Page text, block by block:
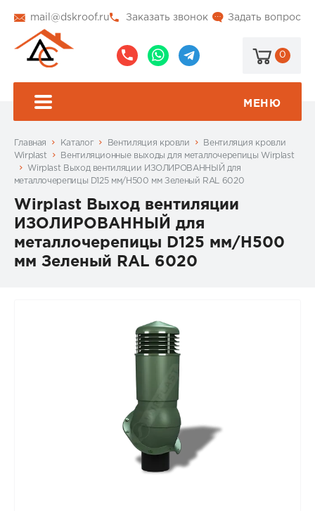
mail@dskroof.ru Задать вопрос
Заказать звонок
0
МЕНЮ
Главная Каталог Вентиляция кровли
Вентиляция кровли
Wirplast
Вентиляционные выходы для металлочерепицы Wirplast
Wirplast Выход вентиляции ИЗОЛИРОВАННЫЙ для
металлочерепицы D125 мм/H500 мм Зеленый RAL 6020
Wirplast Выход вентиляции
ИЗОЛИРОВАННЫЙ для
металлочерепицы D125 мм/H500
мм Зеленый RAL 6020